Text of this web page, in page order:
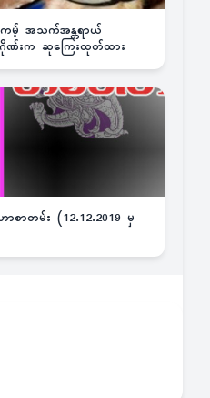
ကမ့် အသက်အန္တရာယ်
စ်ဂိုဏ်းက ဆုကြေးထုတ်ထား
ာတမ်း (12.12.2019 မှ